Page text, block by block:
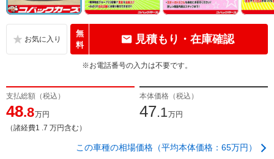
無
料
見積もり・在庫確認
※お電話番号の入力は不要です。
支払総額（税込）
48.8万円
（諸経費1 .7 万円含む）
本体価格（税込）
47.1万円
この車種の相場価格（平均本体価格：65万円）